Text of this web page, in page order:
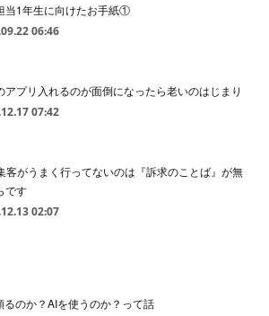
当1年生に向けたお手紙①
06:46
アプリ入れるのが面倒になったら老いのはじまり
07:42
客がうまく行ってないのは『訴求のことば』が無
です
02:07
るのか？AIを使うのか？って話